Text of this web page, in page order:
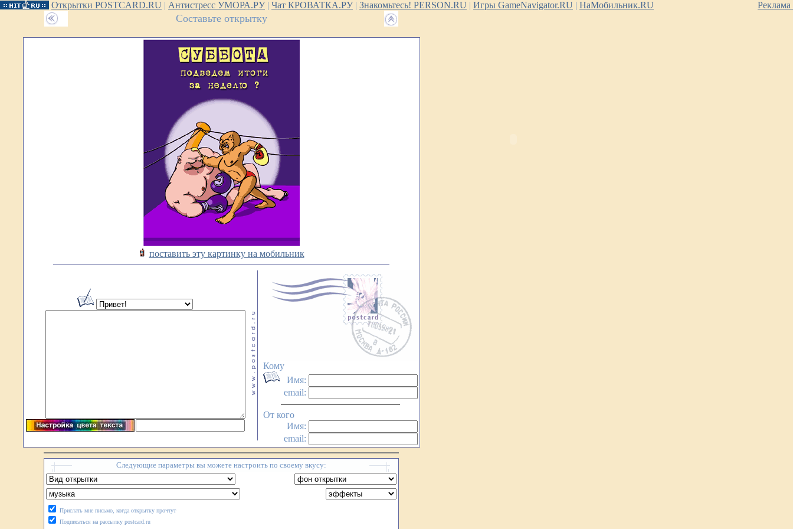
Открытки POSTCARD.RU | Антистресс УМОРА.РУ| Чат КРОВАТКА.РУ| Знакомьтесь! PERSON.RU | Игры GameNavigator.RU | НаМобильник.RU Реклама
Составьте открытку
поставить эту картинку на мобильник
Кому
Имя:
email:
От кого
Имя:
email:
Следующие параметры вы можете настроить по своему вкусу:
Прислать мне письмо, когда открытку прочтут
Подписаться на рассылку postcard.ru